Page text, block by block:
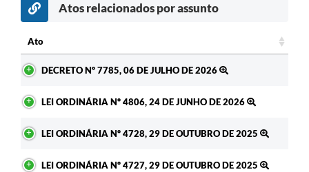
Atos relacionados por assunto
Ato
DECRETO Nº 7785, 06 DE JULHO DE 2026
LEI ORDINÁRIA Nº 4806, 24 DE JUNHO DE 2026
LEI ORDINÁRIA Nº 4728, 29 DE OUTUBRO DE 2025
LEI ORDINÁRIA Nº 4727, 29 DE OUTUBRO DE 2025